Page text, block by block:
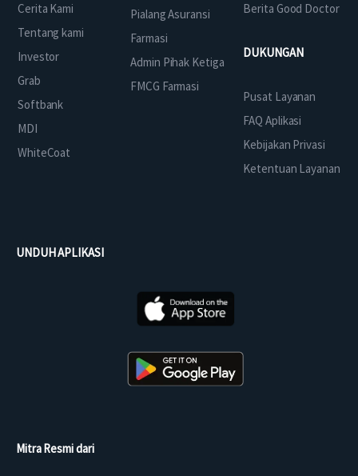
Cerita Kami
Tentang kami
Investor
Grab
Softbank
MDI
WhiteCoat
Pialang Asuransi
Farmasi
Admin Pihak Ketiga
FMCG Farmasi
Berita Good Doctor
DUKUNGAN
Pusat Layanan
FAQ Aplikasi
Kebijakan Privasi
Ketentuan Layanan
UNDUH APLIKASI
Mitra Resmi dari